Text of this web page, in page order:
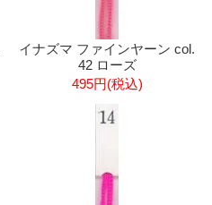
イナズマ ファインヤーン col.
42 ローズ
495円(税込)